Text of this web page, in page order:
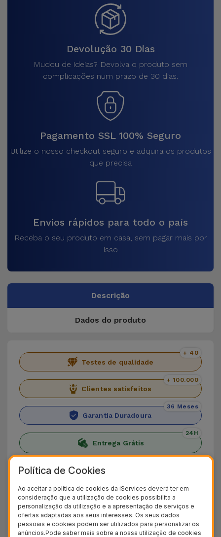
Devolução 30 Dias
Mudou de ideias? Devolva o produto sem
complicações num prazo de 30 dias.
Pagamento SSL 100% Seguro
Utilize o nosso checkout seguro e adquira os produtos
que precisa
Envios rápidos para todo o país
Receba o seu produto em casa, sem pagar mais por
isso
Descrição
Dados do produto
Testes de qualidade
+ 40
Clientes satisfeitos
+ 100.000
Garantia Duradoura
36 Meses
Entrega Grátis
24H
O iPhone 16 Pro Max disponível na
Eis oiPhone 16 Pro Max, o Smartphone Apple
que com aApple Intelligenceeleva a um novo
patamar asfuncionalidades que contam o
Política de Cookies
Ao aceitar a política de cookies da iServices deverá ter em
consideração que a utilização de cookies possibilita a
personalização da utilização e a apresentação de serviços e
ofertas adaptadas aos seus interesses. Os seus dados
pessoais e cookies podem ser utilizados para personalizar os
anúncios.Pode saber mais sobre a nossa utilização de cookies